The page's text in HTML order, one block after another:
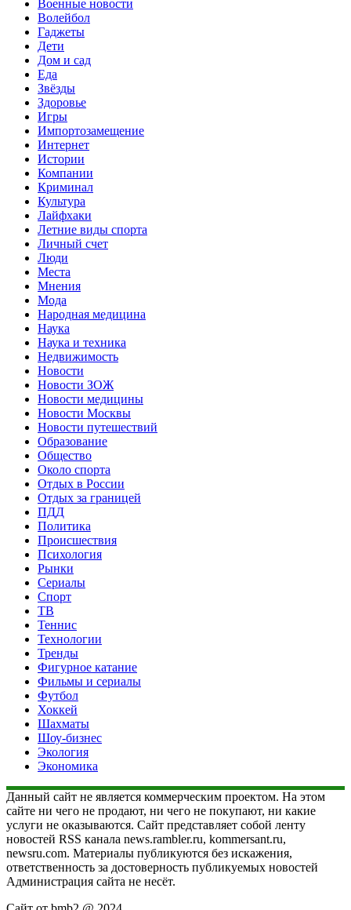
Военные новости
Волейбол
Гаджеты
Дети
Дом и сад
Еда
Звёзды
Здоровье
Игры
Импортозамещение
Интернет
Истории
Компании
Криминал
Культура
Лайфхаки
Летние виды спорта
Личный счет
Люди
Места
Мнения
Мода
Народная медицина
Наука
Наука и техника
Недвижимость
Новости
Новости ЗОЖ
Новости медицины
Новости Москвы
Новости путешествий
Образование
Общество
Около спорта
Отдых в России
Отдых за границей
ПДД
Политика
Происшествия
Психология
Рынки
Сериалы
Спорт
ТВ
Теннис
Технологии
Тренды
Фигурное катание
Фильмы и сериалы
Футбол
Хоккей
Шахматы
Шоу-бизнес
Экология
Экономика
Данный сайт не является коммерческим проектом. На этом
сайте ни чего не продают, ни чего не покупают, ни какие
услуги не оказываются. Сайт представляет собой ленту
новостей RSS канала news.rambler.ru, kommersant.ru,
newsru.com. Материалы публикуются без искажения,
ответственность за достоверность публикуемых новостей
Администрация сайта не несёт.